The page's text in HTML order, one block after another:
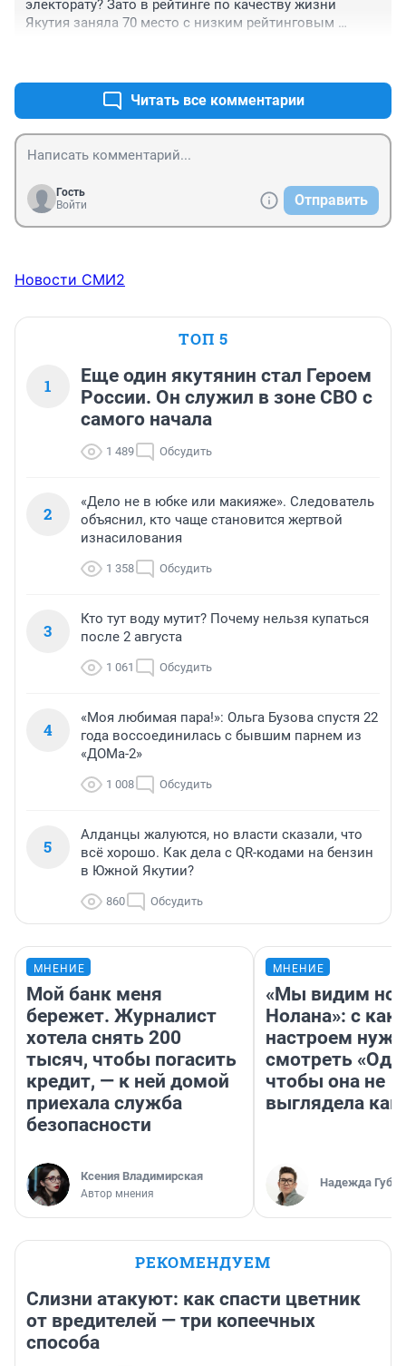
электорату? Зато в рейтинге по качеству жизни
Якутия заняла 70 место с низким рейтинговым
Читать все комментарии
Гость
Войти
Отправить
Новости СМИ2
ТОП 5
1
Еще один якутянин стал Героем
России. Он служил в зоне СВО с
самого начала
1 489 Обсудить
2
«Дело не в юбке или макияже». Следователь
объяснил, кто чаще становится жертвой
изнасилования
1 358 Обсудить
3
Кто тут воду мутит? Почему нельзя купаться
после 2 августа
1 061 Обсудить
4
«Моя любимая пара!»: Ольга Бузова спустя 22
года воссоединилась с бывшим парнем из
«ДОМа-2»
1 008 Обсудить
5
Алданцы жалуются, но власти сказали, что
всё хорошо. Как дела с QR-кодами на бензин
в Южной Якутии?
860 Обсудить
МНЕНИЕ
Мой банк меня
бережет. Журналист
хотела снять 200
тысяч, чтобы погасить
кредит, — к ней домой
приехала служба
безопасности
Ксения Владимирская
Автор мнения
МНЕНИЕ
«Мы видим
Нолана»: с
настроем
смотреть
чтобы она не
выглядела как
Надежда
РЕКОМЕНДУЕМ
Слизни атакуют: как спасти цветник
от вредителей — три копеечных
способа